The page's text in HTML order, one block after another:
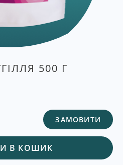
500 Г
ЗАМОВИТИ
В КОШИК